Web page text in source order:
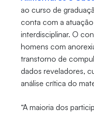
ao curso de
conta com a
interdisciplinar. O
homens com
transtorno de
dados reveladores,
análise crítica do
“A maioria dos